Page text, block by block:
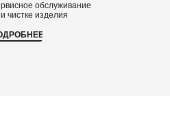
обслуживание
чистке изделия